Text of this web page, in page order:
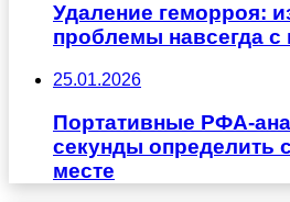
Удаление геморроя:
проблемы навсегда
25.01.2026
Портативные РФА-
секунды определить
месте